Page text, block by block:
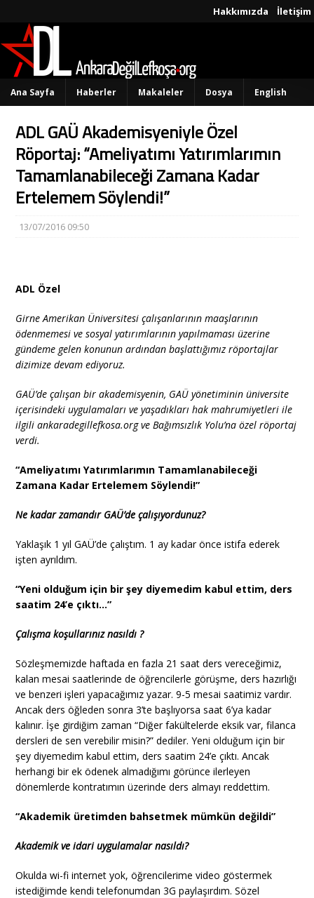
Hakkımızda İletişim
Ana Sayfa Haberler Makaleler Dosya English
ADL GAÜ Akademisyeniyle Özel
Röportaj: “Ameliyatımı Yatırımlarımın
Tamamlanabileceği Zamana Kadar
Ertelemem Söylendi!”
13/07/2016 09:50
ADL Özel
Girne Amerikan Üniversitesi çalışanlarının maaşlarının
ödenmemesi ve sosyal yatırımlarının yapılmaması üzerine
gündeme gelen konunun ardından başlattığımız röportajlar
dizimize devam ediyoruz.
GAÜ’de çalışan bir akademisyenin, GAÜ yönetiminin üniversite
içerisindeki uygulamaları ve yaşadıkları hak mahrumiyetleri ile
ilgili ankaradegillefkosa.org ve Bağımsızlık Yolu’na özel röportaj
verdi.
“Ameliyatımı Yatırımlarımın Tamamlanabileceği
Zamana Kadar Ertelemem Söylendi!”
Ne kadar zamandır GAÜ’de çalışıyordunuz?
Yaklaşık 1 yıl GAÜ’de çalıştım. 1 ay kadar önce istifa ederek
işten ayrıldım.
“Yeni olduğum için bir şey diyemedim kabul ettim, ders
saatim 24’e çıktı…”
Çalışma koşullarınız nasıldı ?
Sözleşmemizde haftada en fazla 21 saat ders vereceğimiz,
kalan mesai saatlerinde de öğrencilerle görüşme, ders hazırlığı
ve benzeri işleri yapacağımız yazar. 9-5 mesai saatimiz vardır.
Ancak ders öğleden sonra 3’te başlıyorsa saat 6’ya kadar
kalınır. İşe girdiğim zaman “Diğer fakültelerde eksik var, filanca
dersleri de sen verebilir misin?” dediler. Yeni olduğum için bir
şey diyemedim kabul ettim, ders saatim 24’e çıktı. Ancak
herhangi bir ek ödenek almadığımı görünce ilerleyen
dönemlerde kontratımın üzerinde ders almayı reddettim.
“Akademik üretimden bahsetmek mümkün değildi”
Akademik ve idari uygulamalar nasıldı?
Okulda wi-fi internet yok, öğrencilerime video göstermek
istediğimde kendi telefonumdan 3G paylaşırdım. Sözel